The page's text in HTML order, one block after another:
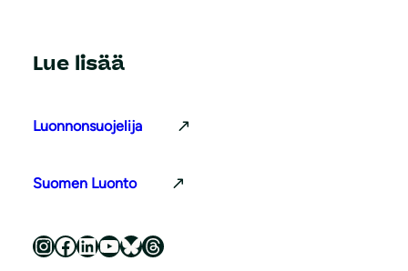
Lue lisää
Luonnonsuojelija
Suomen Luonto
Luonnonsuojeluliitto Instagramissa Luonnonsuojeluliitto Facebookissa Luonnonsuojeluliitto LinkedInissä Luonnonsuojeluliiton YouTube-kanava Luonnonsuojeluliitto Blueskyssa Luonnonsuojeluliitto Threadsissa